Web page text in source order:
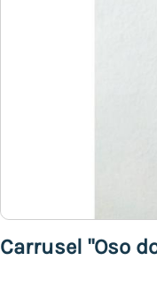
Carrusel "Oso